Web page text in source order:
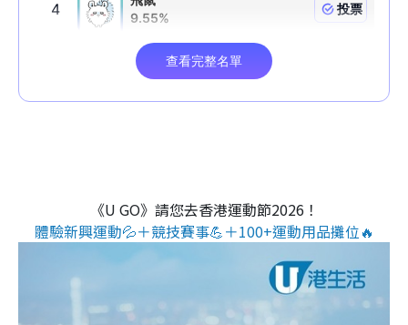
《U GO》請您去香港運動節2026！
體驗新興運動💦＋競技賽事💪＋100+運動用品攤位🔥